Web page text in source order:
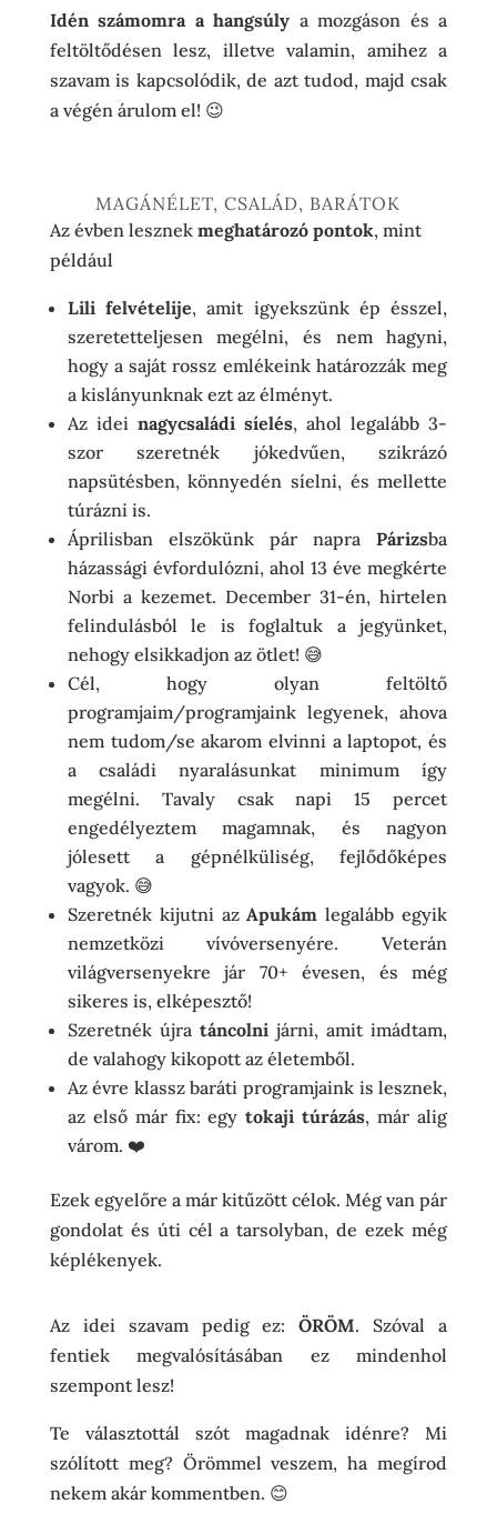
Idén számomra a hangsúly a mozgáson és a
feltöltődésen lesz, illetve valamin, amihez a
szavam is kapcsolódik, de azt tudod, majd csak
a végén árulom el! 😉
MAGÁNÉLET, CSALÁD, BARÁTOK
Az évben lesznek meghatározó pontok, mint
például
Lili felvételije, amit igyekszünk ép ésszel,
szeretetteljesen megélni, és nem hagyni,
hogy a saját rossz emlékeink határozzák meg
a kislányunknak ezt az élményt.
Az idei nagycsaládi síelés, ahol legalább 3-
szor szeretnék jókedvűen, szikrázó
napsütésben, könnyedén síelni, és mellette
túrázni is.
Áprilisban elszökünk pár napraPárizsba
házassági évfordulózni, ahol 13 éve megkérte
Norbi a kezemet. December 31-én, hirtelen
felindulásból le is foglaltuk a jegyünket,
nehogy elsikkadjon az ötlet! 😅
Cél, hogy olyan feltöltő
programjaim/programjaink legyenek, ahova
nem tudom/se akarom elvinni a laptopot, és
a családi nyaralásunkat minimum így
megélni. Tavaly csak napi 15 percet
engedélyeztem magamnak, és nagyon
jólesett a gépnélküliség, fejlődőképes
vagyok. 😅
Szeretnék kijutni azApukám legalább egyik
nemzetközi vívóversenyére. Veterán
világversenyekre jár 70+ évesen, és még
sikeres is, elképesztő!
Szeretnék újra táncolnijárni, amit imádtam,
de valahogy kikopott az életemből.
Az évre klassz baráti programjaink is lesznek,
az első már fix: egytokaji túrázás, már alig
várom. ❤️
Ezek egyelőre a már kitűzött célok. Még van pár
gondolat és úti cél a tarsolyban, de ezek még
képlékenyek.
Az idei szavam pedig ez:ÖRÖM. Szóval a
fentiek megvalósításában ez mindenhol
szempont lesz!
Te választottál szót magadnak idénre? Mi
szólított meg? Örömmel veszem, ha megírod
nekem akár kommentben. 😊